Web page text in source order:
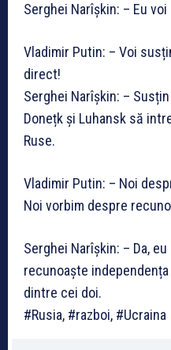
Serghei Narîșkin: – Eu
Vladimir Putin: – Voi
direct!
Serghei Narîșkin: –
Donețk și Luhansk să
Ruse.
Vladimir Putin: – Noi
Noi vorbim despre
Serghei Narîșkin: – Da,
recunoaște
dintre cei doi.
#Rusia, #razboi, #Ucraina